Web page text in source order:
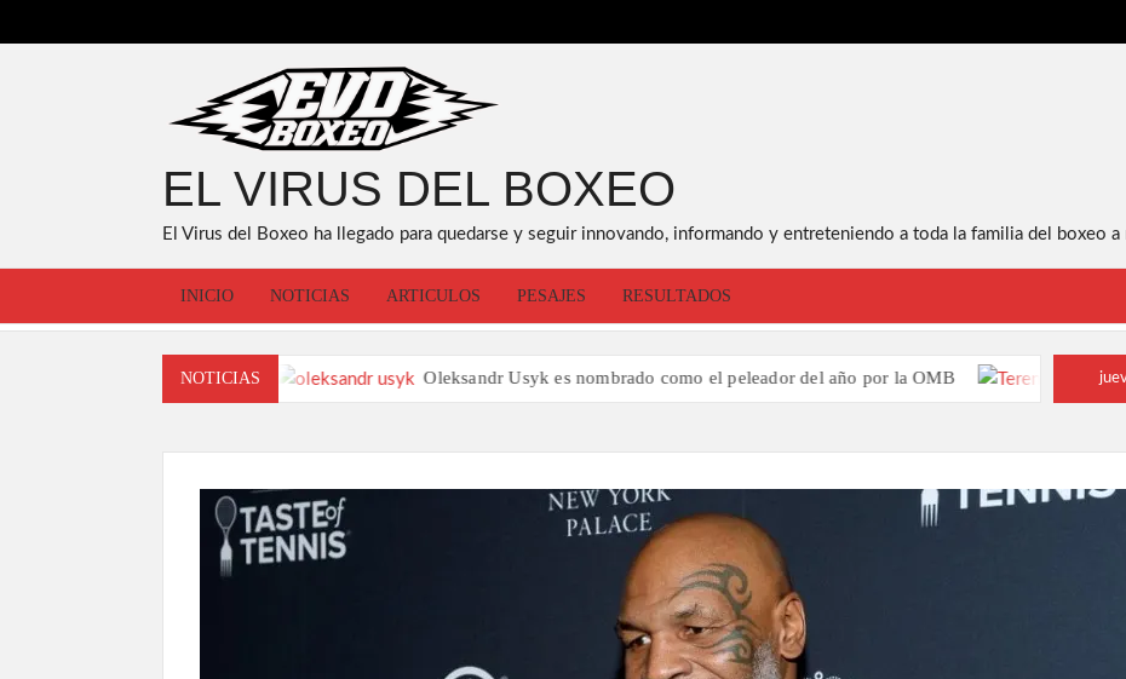
al
EL VIRUS DEL BOXEO
El Virus del Boxeo ha llegado para quedarse y seguir innovando, informando y entreteniendo a toda la familia del boxeo a
INICIO NOTICIAS ARTICULOS PESAJES RESULTADOS
NOTICIAS Oleksandr Usyk es nombrado como el peleador del año por la OMB Terence